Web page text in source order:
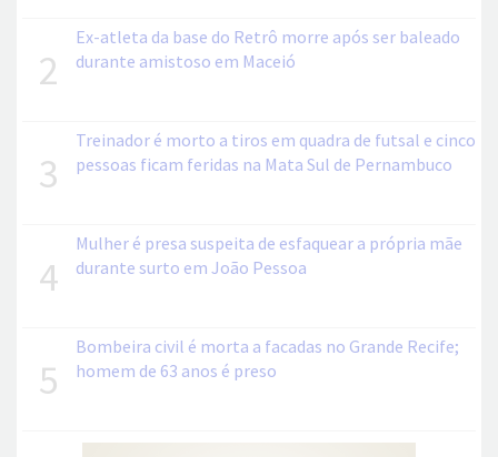
2
Ex-atleta da base do Retrô morre após ser baleado
durante amistoso em Maceió
3
Treinador é morto a tiros em quadra de futsal e cinco
pessoas ficam feridas na Mata Sul de Pernambuco
4
Mulher é presa suspeita de esfaquear a própria mãe
durante surto em João Pessoa
5
Bombeira civil é morta a facadas no Grande Recife;
homem de 63 anos é preso